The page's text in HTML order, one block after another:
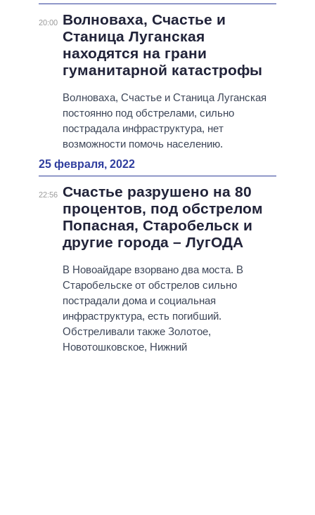
20:00
Волноваха, Счастье и
Станица Луганская
находятся на грани
гуманитарной катастрофы
Волноваха, Счастье и Станица Луганская
постоянно под обстрелами, сильно
пострадала инфраструктура, нет
возможности помочь населению.
25 февраля, 2022
22:56 Счастье разрушено на 80
процентов, под обстрелом
Попасная, Старобельск и
другие города – ЛугОДА
В Новоайдаре взорвано два моста. В
Старобельске от обстрелов сильно
пострадали дома и социальная
инфраструктура, есть погибший.
Обстреливали также Золотое,
Новотошковское, Нижний